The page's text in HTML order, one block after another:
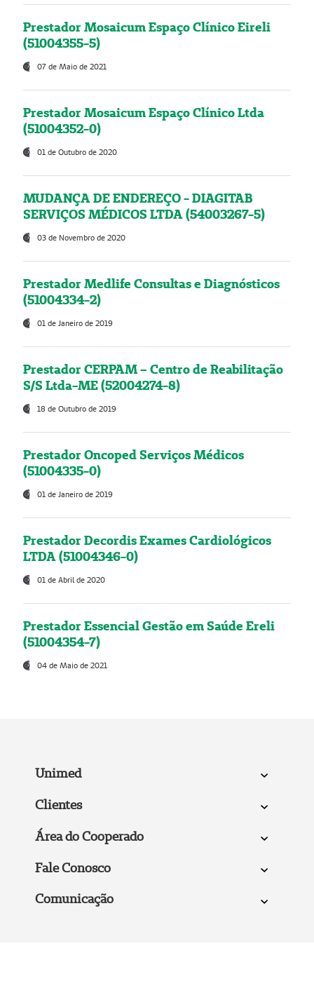
Prestador Mosaicum Espaço Clínico Eireli
(51004355-5)
07 de Maio de 2021
Prestador Mosaicum Espaço Clínico Ltda
(51004352-0)
01 de Outubro de 2020
MUDANÇA DE ENDEREÇO - DIAGITAB
SERVIÇOS MÉDICOS LTDA (54003267-5)
03 de Novembro de 2020
Prestador Medlife Consultas e Diagnósticos
(51004334-2)
01 de Janeiro de 2019
Prestador CERPAM – Centro de Reabilitação
S/S Ltda-ME (52004274-8)
18 de Outubro de 2019
Prestador Oncoped Serviços Médicos
(51004335-0)
01 de Janeiro de 2019
Prestador Decordis Exames Cardiológicos
LTDA (51004346-0)
01 de Abril de 2020
Prestador Essencial Gestão em Saúde Ereli
(51004354-7)
04 de Maio de 2021
Unimed
Clientes
Área do Cooperado
Fale Conosco
Comunicação